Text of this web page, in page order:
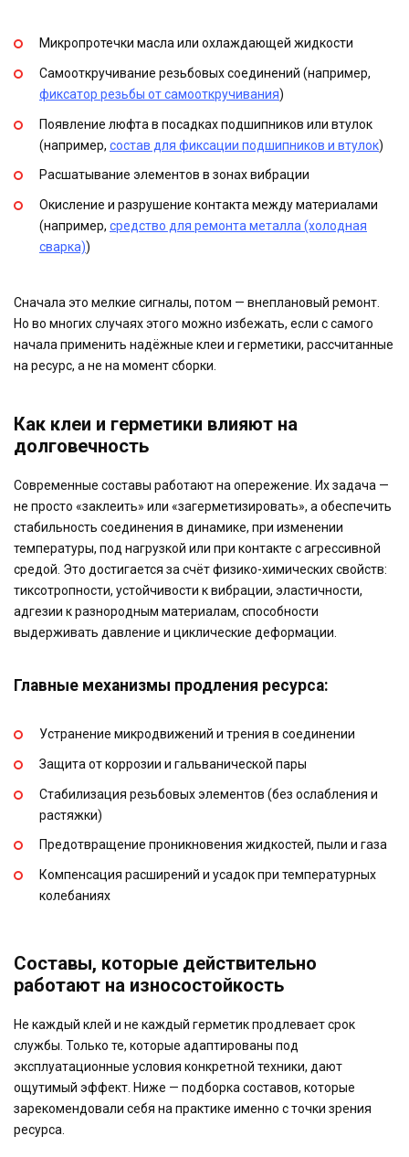
Микропротечки масла или охлаждающей жидкости
Самооткручивание резьбовых соединений (например,
фиксатор резьбы от самооткручивания)
Появление люфта в посадках подшипников или втулок
(например, состав для фиксации подшипников и втулок)
Расшатывание элементов в зонах вибрации
Окисление и разрушение контакта между материалами
(например, средство для ремонта металла (холодная
сварка))
Сначала это мелкие сигналы, потом — внеплановый ремонт.
Но во многих случаях этого можно избежать, если с самого
начала применить надёжные клеи и герметики, рассчитанные
на ресурс, а не на момент сборки.
Как клеи и герметики влияют на
долговечность
Современные составы работают на опережение. Их задача —
не просто «заклеить» или «загерметизировать», а обеспечить
стабильность соединения в динамике, при изменении
температуры, под нагрузкой или при контакте с агрессивной
средой. Это достигается за счёт физико-химических свойств:
тиксотропности, устойчивости к вибрации, эластичности,
адгезии к разнородным материалам, способности
выдерживать давление и циклические деформации.
Главные механизмы продления ресурса:
Устранение микродвижений и трения в соединении
Защита от коррозии и гальванической пары
Стабилизация резьбовых элементов (без ослабления и
растяжки)
Предотвращение проникновения жидкостей, пыли и газа
Компенсация расширений и усадок при температурных
колебаниях
Составы, которые действительно
работают на износостойкость
Не каждый клей и не каждый герметик продлевает срок
службы. Только те, которые адаптированы под
эксплуатационные условия конкретной техники, дают
ощутимый эффект. Ниже — подборка составов, которые
зарекомендовали себя на практике именно с точки зрения
ресурса.